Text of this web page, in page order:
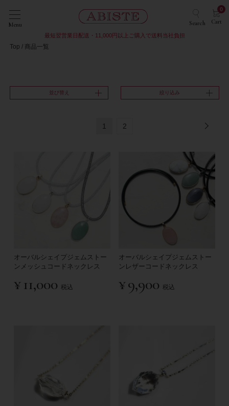
Menu Search Cart
0
最短翌営業日配送・11,000円以上ご購入で送料当社負担
Top 商品一覧
並び替え 絞り込み
1 2
オーバルシェイプジェムストー
ンメッシュコードネックレス
¥ 11,000 税込
オーバルシェイプジェムストー
ンレザーコードネックレス
¥9,900 税込